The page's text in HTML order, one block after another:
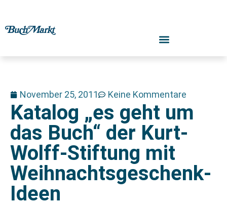
November 25, 2011 Keine Kommentare
Katalog „es geht um
das Buch“ der Kurt-
Wolff-Stiftung mit
Weihnachtsgeschenk-
Ideen